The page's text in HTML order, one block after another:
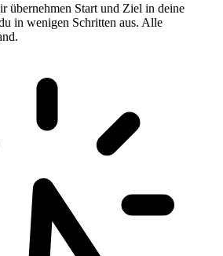
übernehmen Start und Ziel in deine
in wenigen Schritten aus. Alle